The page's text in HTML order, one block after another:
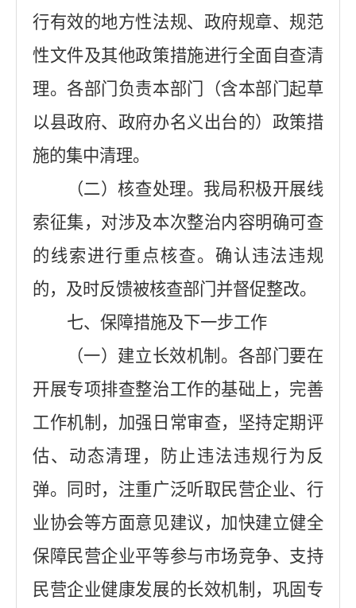
行有效的地方性法规、政府规章、规范
性文件及其他政策措施进行全面自查清
理。各部门负责本部门（含本部门起草
以县政府、政府办名义出台的）政策措
施的集中清理。
（二）核查处理。我局积极开展线
索征集，对涉及本次整治内容明确可查
的线索进行重点核查。确认违法违规
的，及时反馈被核查部门并督促整改。
七、保障措施及下一步工作
（一）建立长效机制。各部门要在
开展专项排查整治工作的基础上，完善
工作机制，加强日常审查，坚持定期评
估、动态清理，防止违法违规行为反
弹。同时，注重广泛听取民营企业、行
业协会等方面意见建议，加快建立健全
保障民营企业平等参与市场竞争、支持
民营企业健康发展的长效机制，巩固专